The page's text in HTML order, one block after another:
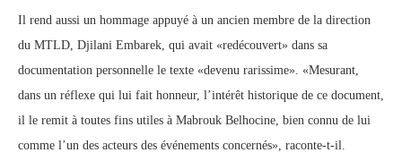
Il rend aussi un hommage appuyé à un ancien membre de la direction
du MTLD, Djilani Embarek, qui avait «redécouvert» dans sa
documentation personnelle le texte «devenu rarissime». «Mesurant,
dans un réflexe qui lui fait honneur, l’intérêt historique de ce document,
il le remit à toutes fins utiles à Mabrouk Belhocine, bien connu de lui
comme l’un des acteurs des événements concernés», raconte-t-il.